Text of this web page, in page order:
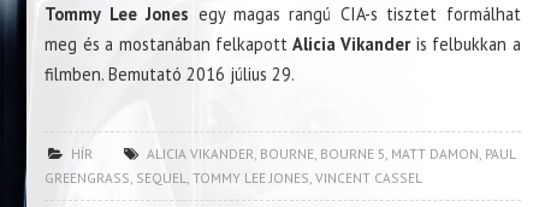
Tommy Lee Jones egy magas rangú CIA-s tisztet formálhat
meg és a mostanában felkapott Alicia Vikanderis felbukkan a
filmben. Bemutató 2016 július 29.
HÍR ALICIA VIKANDER BOURNE BOURNE 5 MATT DAMON PAUL
GREENGRASS SEQUEL ,TOMMY LEE JONES ,VINCENT CASSEL